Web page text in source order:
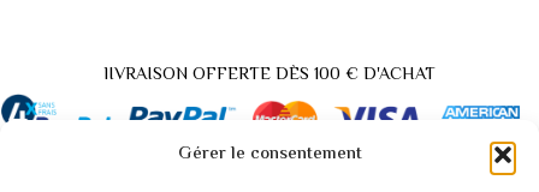
Gérer le consentement
lIVRAISON OFFERTE DÈS 100 € D'ACHAT